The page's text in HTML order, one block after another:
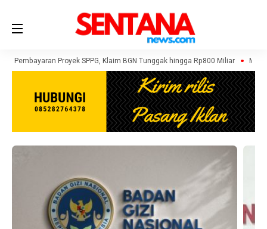
Pembayaran Proyek SPPG, Klaim BGN Tunggak hingga Rp800 Miliar